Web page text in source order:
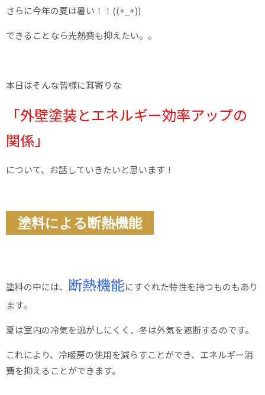
さらに今年の夏は暑い！！((+_+))
できることなら光熱費も抑えたい。。
本日はそんな皆様に耳寄りな
「外壁塗装とエネルギー効率アップの
関係」
について、お話していきたいと思います！
塗料による断熱機能
塗料の中には、 断熱機能にすぐれた特性を持つものもあり
ます。
夏は室内の冷気を逃がしにくく、冬は外気を遮断するのです。
これにより、冷暖房の使用を減らすことができ、エネルギー消
費を抑えることができます。